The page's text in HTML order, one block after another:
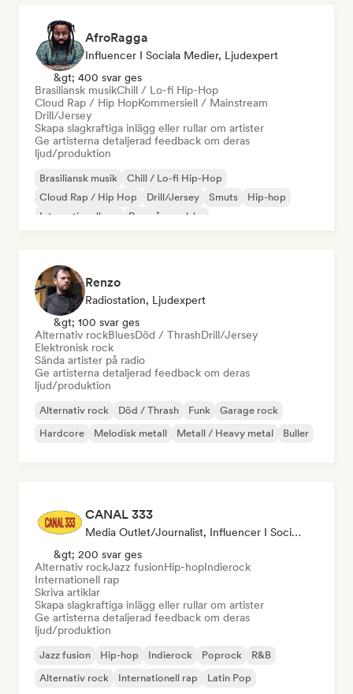
AfroRagga
Influencer I Sociala Medier, Ljudexpert
&gt; 400 svar ges
Brasiliansk musikChill / Lo-fi Hip-Hop
Cloud Rap / Hip HopKommersiell / Mainstream
Drill/Jersey
Skapa slagkraftiga inlägg eller rullar om artister
Ge artisterna detaljerad feedback om deras
ljud/produktion
Brasiliansk musik
Chill / Lo-fi Hip-Hop
Cloud Rap / Hip Hop
Drill/Jersey Smuts
Hip-hop
Internationell rap
Rap på engelska
Renzo
Radiostation, Ljudexpert
&gt; 100 svar ges
Alternativ rockBluesDöd / ThrashDrill/Jersey
Elektronisk rock
Sända artister på radio
Ge artisterna detaljerad feedback om deras
ljud/produktion
Alternativ rock Död / Thrash Funk
Garage rock
Hardcore
Melodisk metall Metall / Heavy metal Buller
CANAL 333
Media Outlet/Journalist, Influencer I Sociala Medier, Ljudexpert
&gt; 200 svar ges
Alternativ rockJazz fusionHip-hopIndierock
Internationell rap
Skriva artiklar
Skapa slagkraftiga inlägg eller rullar om artister
Ge artisterna detaljerad feedback om deras
ljud/produktion
Jazz fusion Hip-hop Indierock Poprock
R&B
Alternativ rock
Internationell rap Latin Pop